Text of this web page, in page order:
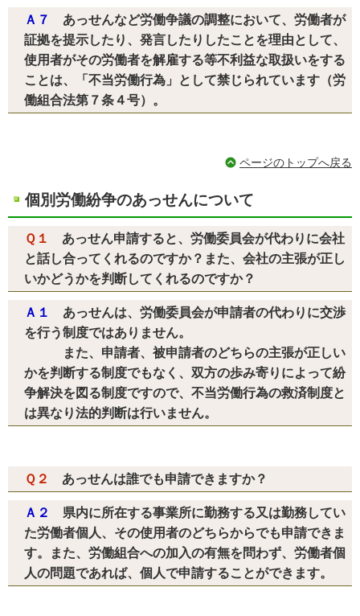
Ａ７
あっせんなど労働争議の調整において、労働者が
証拠を提示したり、発言したりしたことを理由として、
使用者がその労働者を解雇する等不利益な取扱いをする
ことは、「不当労働行為」として禁じられています（労
働組合法第７条４号）。
ページのトップへ戻る
個別労働紛争のあっせんについて
Ｑ１
あっせん申請すると、労働委員会が代わりに会社
と話し合ってくれるのですか？また、会社の主張が正し
いかどうかを判断してくれるのですか？
Ａ１
あっせんは、労働委員会が申請者の代わりに交渉
を行う制度ではありません。
また、申請者、被申請者のどちらの主張が正しい
かを判断する制度でもなく、双方の歩み寄りによって紛
争解決を図る制度ですので、不当労働行為の救済制度と
は異なり法的判断は行いません。
Ｑ２ あっせんは誰でも申請できますか？
Ａ２
県内に所在する事業所に勤務する又は勤務してい
た労働者個人、その使用者のどちらからでも申請できま
す。また、労働組合への加入の有無を問わず、労働者個
人の問題であれば、個人で申請することができます。